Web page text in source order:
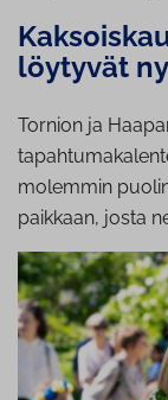
löytyvät
Tornion ja
molemmin
paikkaan, josta